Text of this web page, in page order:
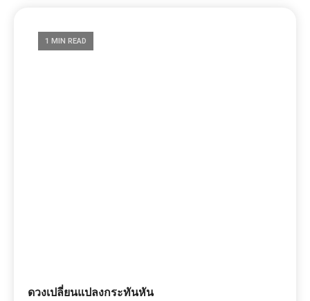
1 MIN READ
ดวงเปลี่ยนแปลงกระทันหัน